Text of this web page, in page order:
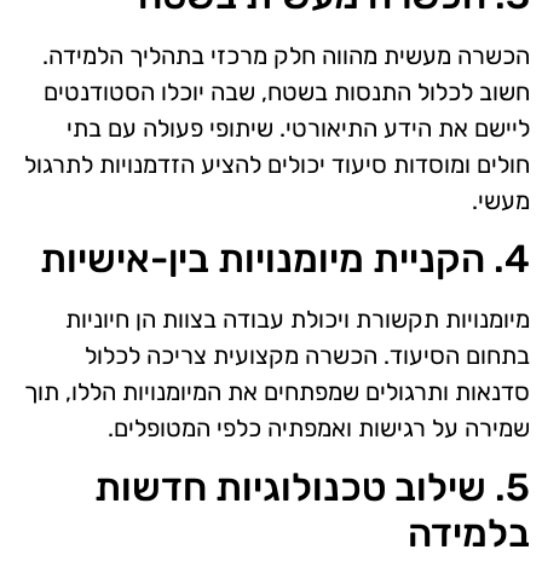
הכשרה מעשית מהווה חלק מרכזי בתהליך הלמידה.
חשוב לכלול התנסות בשטח, שבה יוכלו הסטודנטים
ליישם את הידע התיאורטי. שיתופי פעולה עם בתי
חולים ומוסדות סיעוד יכולים להציע הזדמנויות לתרגול
מעשי.
4. הקניית מיומנויות בין-אישיות
מיומנויות תקשורת ויכולת עבודה בצוות הן חיוניות
בתחום הסיעוד. הכשרה מקצועית צריכה לכלול
סדנאות ותרגולים שמפתחים את המיומנויות הללו, תוך
שמירה על רגישות ואמפתיה כלפי המטופלים.
5. שילוב טכנולוגיות חדשות
בלמידה